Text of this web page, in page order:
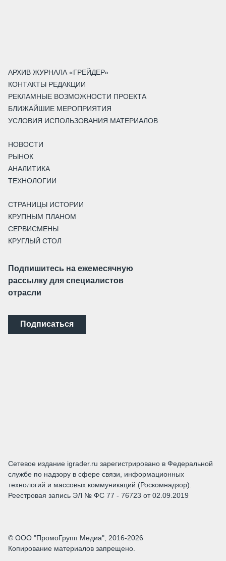
АРХИВ ЖУРНАЛА «ГРЕЙДЕР»
КОНТАКТЫ РЕДАКЦИИ
РЕКЛАМНЫЕ ВОЗМОЖНОСТИ ПРОЕКТА
БЛИЖАЙШИЕ МЕРОПРИЯТИЯ
УСЛОВИЯ ИСПОЛЬЗОВАНИЯ МАТЕРИАЛОВ
НОВОСТИ
РЫНОК
АНАЛИТИКА
ТЕХНОЛОГИИ
СТРАНИЦЫ ИСТОРИИ
КРУПНЫМ ПЛАНОМ
СЕРВИСМЕНЫ
КРУГЛЫЙ СТОЛ
Подпишитесь на ежемесячную
рассылку для специалистов
отрасли
Подписаться
Сетевое издание igrader.ru зарегистрировано в Федеральной
службе по надзору в сфере связи, информационных
технологий и массовых коммуникаций (Роскомнадзор).
Реестровая запись ЭЛ № ФС 77 - 76723 от 02.09.2019
© ООО "ПромоГрупп Медиа", 2016-2026
Копирование материалов запрещено.